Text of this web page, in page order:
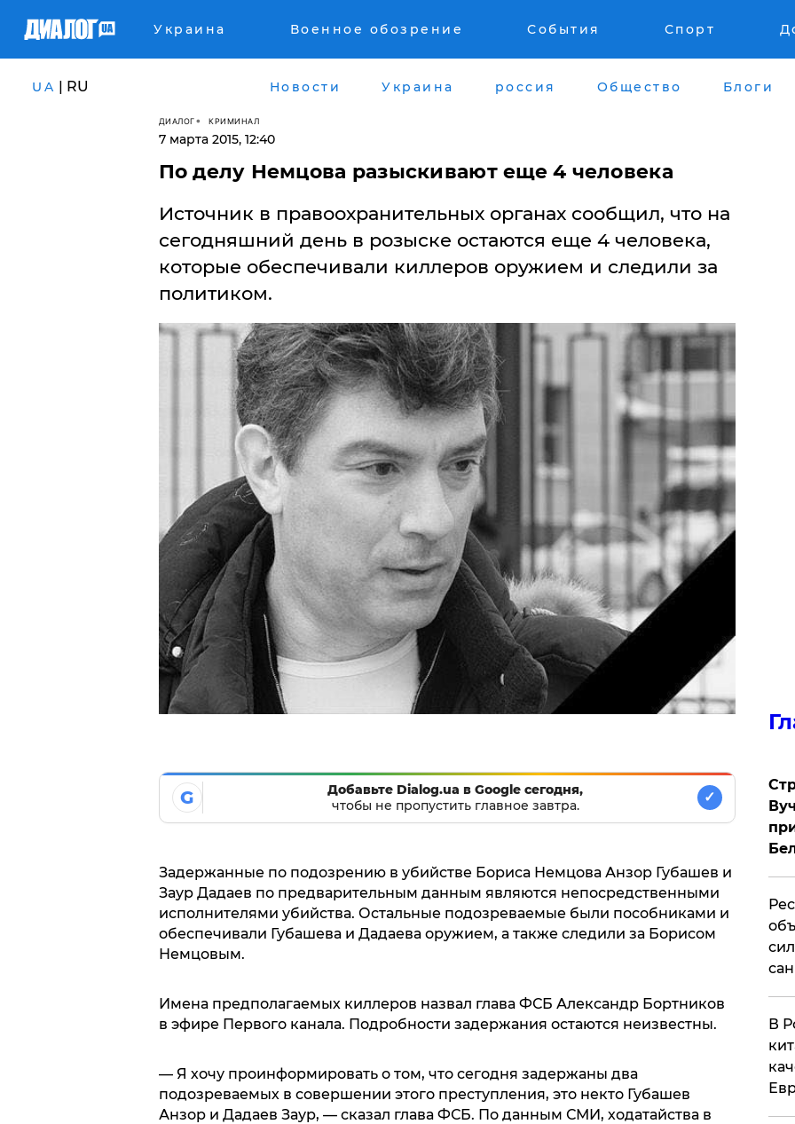
Украина Военное обозрение События Спорт
UA | RU Новости Украина россия Общество Блоги
ДИАЛОГ КРИМИНАЛ
7 марта 2015, 12:40
По делу Немцова разыскивают еще 4 человека
Источник в правоохранительных органах сообщил, что на
сегодняшний день в розыске остаются еще 4 человека,
которые обеспечивали киллеров оружием и следили за
политиком.
G
Добавьте Dialog.ua в Google сегодня,
чтобы не пропустить главное завтра.
✓
Задержанные по подозрению в убийстве Бориса Немцова Анзор Губашев и
Заур Дадаев по предварительным данным являются непосредственными
исполнителями убийства. Остальные подозреваемые были пособниками и
обеспечивали Губашева и Дадаева оружием, а также следили за Борисом
Немцовым.
Имена предполагаемых киллеров назвал глава ФСБ Александр Бортников
в эфире Первого канала. Подробности задержания остаются неизвестны.
— Я хочу проинформировать о том, что сегодня задержаны два
подозреваемых в совершении этого преступления, это некто Губашев
Анзор и Дадаев Заур, — сказал глава ФСБ. По данным СМИ, ходатайства в
В